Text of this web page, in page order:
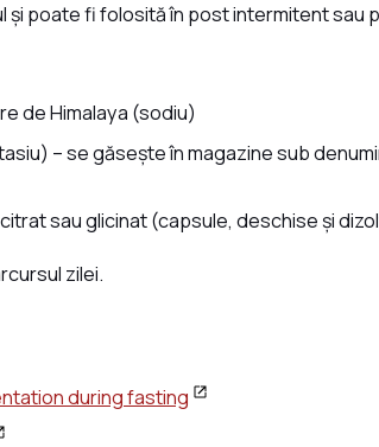
poate fi folosită în post intermitent sau
de Himalaya (sodiu)
– se găsește în magazine sub
sau glicinat (capsule, deschise și
zilei.
during fasting